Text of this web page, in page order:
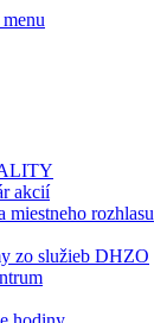
akcií
miestneho rozhlasu
zo služieb DHZO